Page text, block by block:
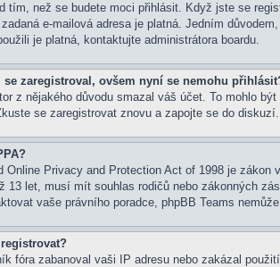
tím, než se budete moci přihlásit. Když jste se
e-mailová adresa je platná. Jedním
je platná, kontaktujte administrátora boardu.
zaregistroval, ovšem nyní se nemohu
z nějakého důvodu smazal váš účet. To mohlo
se zaregistrovat znovu a zapojte se do diskuzí.
Online Privacy and Protection Act of 1998 je
13 let, musí mít souhlas rodičů nebo zákonných
vaše právního poradce, phpBB Teams
fóra zabanoval vaši IP adresu nebo zakázal